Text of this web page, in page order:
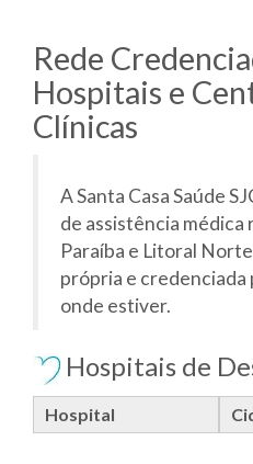
Rede
Hospitais e
Clínicas
A Santa Casa Saúde
de assistência médica
Paraíba e Litoral
própria e credenciada
onde estiver.
Hospitais de
Hospital